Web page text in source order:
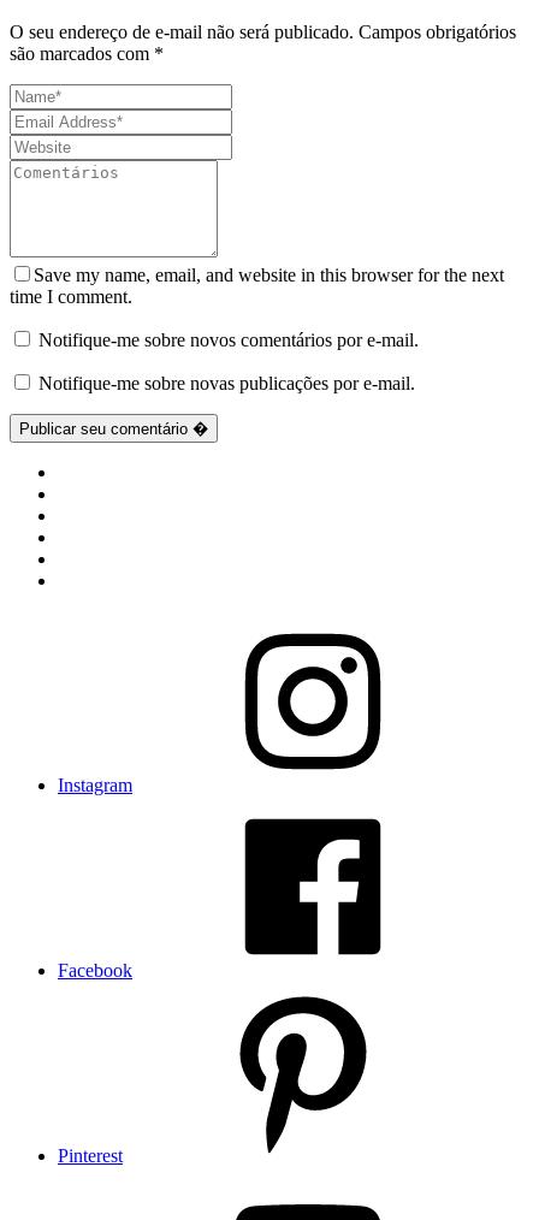
O seu endereço de e-mail não será publicado. Campos obrigatórios
são marcados com *
Save my name, email, and website in this browser for the next
time I comment.
Notifique-me sobre novos comentários por e-mail.
Notifique-me sobre novas publicações por e-mail.
Instagram
Facebook
Pinterest